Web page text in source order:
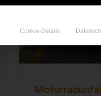
Cookie-Details